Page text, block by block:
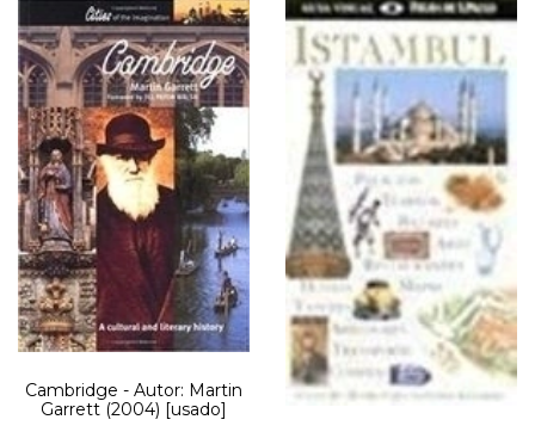
Cambridge - Autor: Martin
Garrett (2004) [usado]